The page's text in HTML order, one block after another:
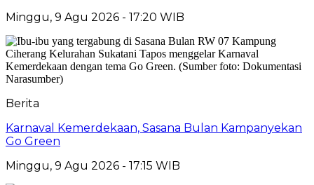
Minggu, 9 Agu 2026 - 17:20 WIB
Berita
Karnaval Kemerdekaan, Sasana Bulan Kampanyekan
Go Green
Minggu, 9 Agu 2026 - 17:15 WIB